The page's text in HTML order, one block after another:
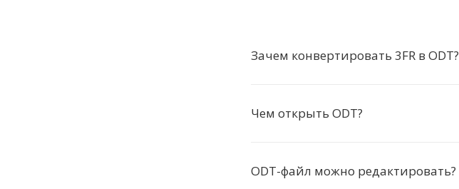
Зачем конвертировать 3FR в ODT?
Чем открыть ODT?
ODT-файл можно редактировать?